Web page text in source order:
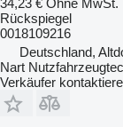
Rückspiegel
0018109216
Deutschland,
Nart
Verkäufer